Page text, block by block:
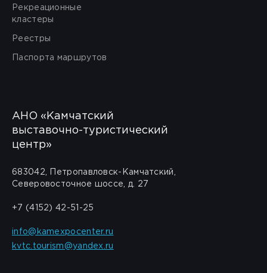
Рекреационные
кластеры
Реестры
Паспорта маршрутов
АНО «Камчатский
выставочно-туристический
центр»
683042, Петропавловск-Камчатский,
Северовосточное шоссе, д. 27
+7 (4152) 42-51-25
info@kamexpocenter.ru
kvtc.tourism@yandex.ru